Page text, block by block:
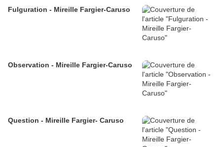
Fulguration - Mireille Fargier-Caruso
Observation - Mireille Fargier-Caruso
Question - Mireille Fargier- Caruso